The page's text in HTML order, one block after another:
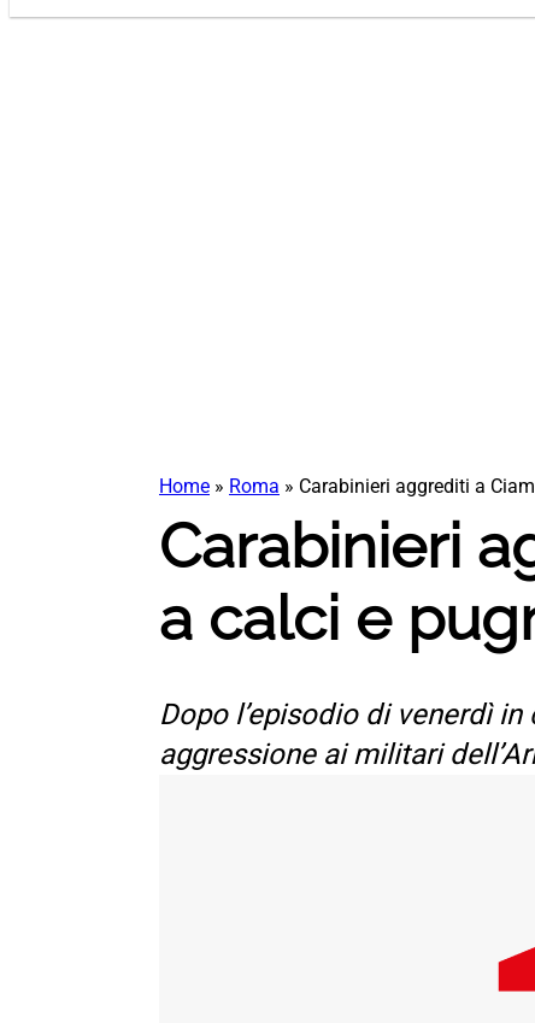
Home » Roma » Carabinieri aggrediti a
Carabinieri
a calci e
Dopo l’episodio di venerdì
aggressione ai militari